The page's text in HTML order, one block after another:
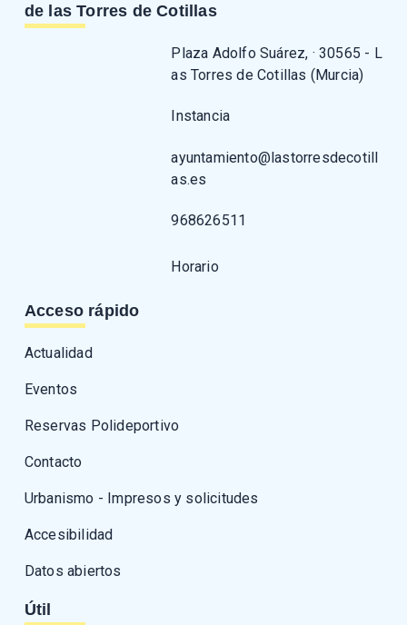
de las Torres de Cotillas
Plaza Adolfo Suárez, · 30565 - L
as Torres de Cotillas (Murcia)
Instancia
ayuntamiento@lastorresdecotill
as.es
968626511
Horario
Acceso rápido
Actualidad
Eventos
Reservas Polideportivo
Contacto
Urbanismo - Impresos y solicitudes
Accesibilidad
Datos abiertos
Útil